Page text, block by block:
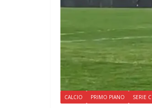
CALCIO PRIMO PIANO SERIE C